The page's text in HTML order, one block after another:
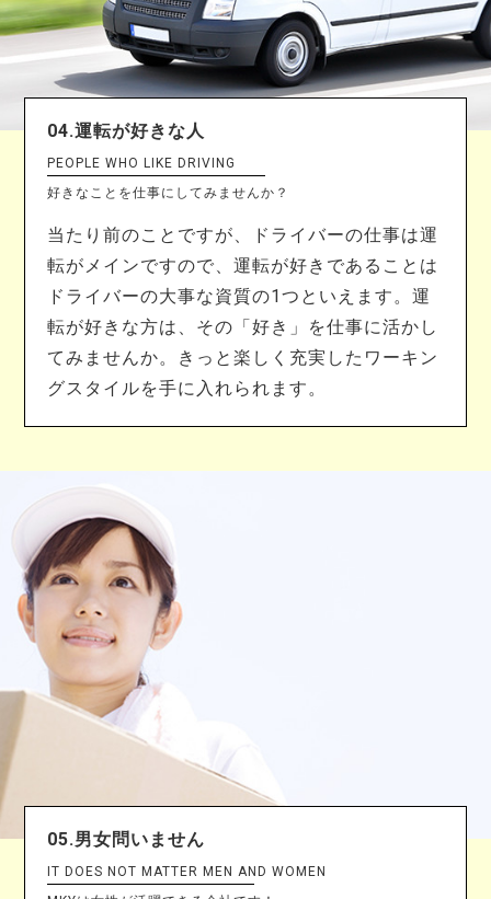
04.運転が好きな人
PEOPLE WHO LIKE DRIVING
好きなことを仕事にしてみませんか？
当たり前のことですが、ドライバーの仕事は運
転がメインですので、運転が好きであることは
ドライバーの大事な資質の1つといえます。運
転が好きな方は、その「好き」を仕事に活かし
てみませんか。きっと楽しく充実したワーキン
グスタイルを手に入れられます。
05.男女問いません
IT DOES NOT MATTER MEN AND WOMEN